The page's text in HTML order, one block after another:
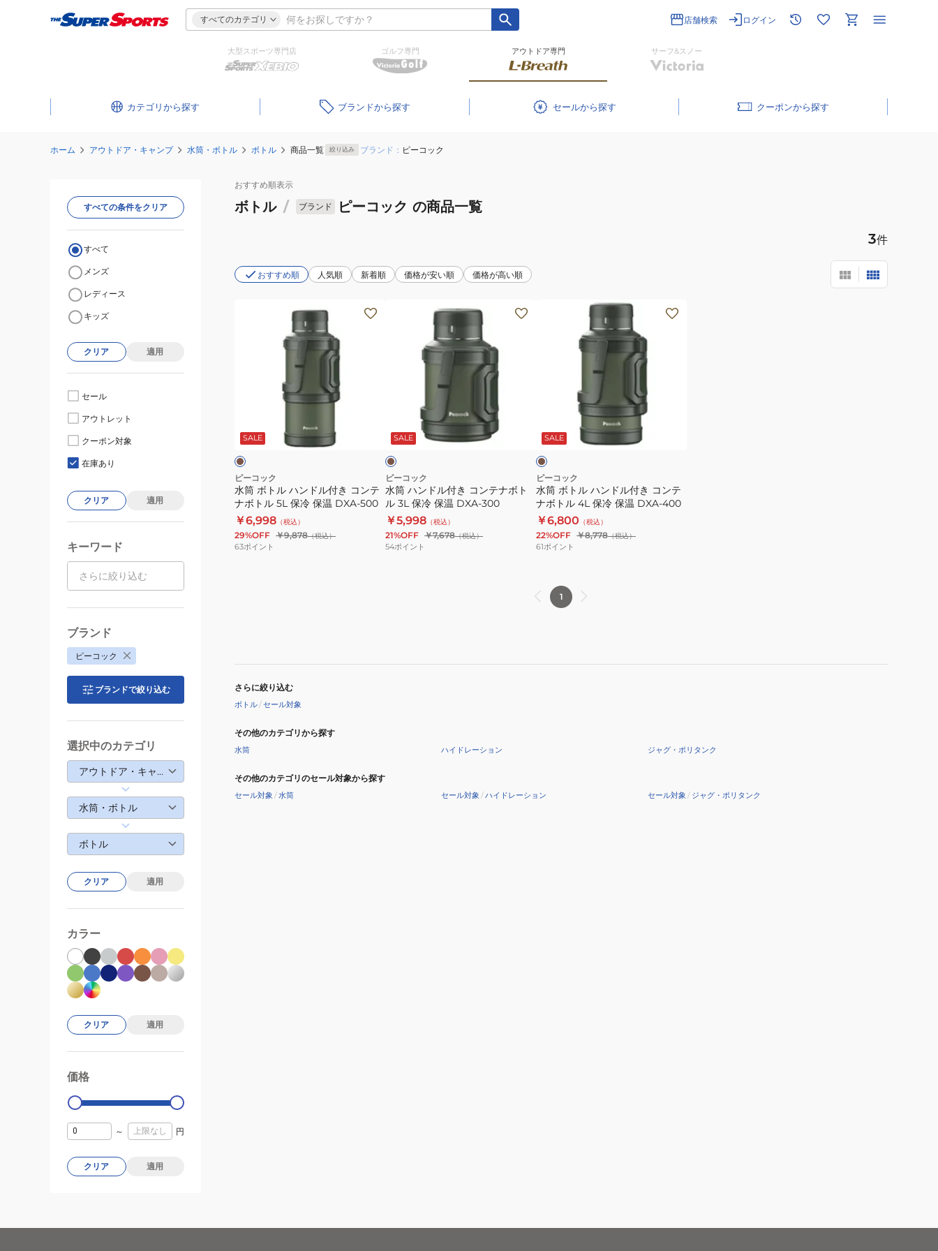
すべてのカテゴリ 店舗検索 ログイン
大型スポーツ専門店 ゴルフ専門 アウトドア専門 サーフ&スノー
カテゴリ ブランド セール クーポン
ホーム アウトドア・キャンプ 水筒・ボトル ボトル 商品一覧 絞り込み ブランド： ピーコック
おすすめ順表示
ボトル / ブランド ピーコック の商品一覧
3件
おすすめ順 人気順 新着順 価格が安い順 価格が高い順
ル
付
き
コ
ン
テ
ナ
DXA-
500
SALE
ピーコック
水筒 ボトル ハンドル付き コンテ
ナボトル 5L 保冷 保温 DXA-500
￥6,998 （税込）
29%OFF ￥9,878（税込）
63ポイント
コ
ン
テ
ナ
ボ
ト
ル
SALE
ー
キ
ピーコック
水筒 ハンドル付き コンテナボト
ル 3L 保冷 保温 DXA-300
￥5,998 （税込）
21%OFF ￥7,678（税込）
54ポイント
ル
付
き
コ
ン
テ
ナ
SALE
カ
ー
キ
ピーコック
水筒 ボトル ハンドル付き コンテ
ナボトル 4L 保冷 保温 DXA-400
￥6,800 （税込）
22%OFF ￥8,778（税込）
61ポイント
1
さらに絞り込む
ボトル/セール対象
その他のカテゴリから探す
水筒 ハイドレーション ジャグ・ポリタンク
その他のカテゴリのセール対象から探す
セール対象 /水筒 セール対象 /ハイドレーション セール対象 / ジャグ・ポリタンク
すべての条件をクリア
すべて
メンズ
レディース
キッズ
クリア 適用
セール
アウトレット
クーポン対象
在庫あり
クリア 適用
キーワード
ブランド
ピーコック
ブランドで絞り込む
選択中のカテゴリ
アウトドア・キャンプ
水筒・ボトル
ボトル
クリア 適用
カラー
クリア 適用
価格
0
～ 円
クリア 適用